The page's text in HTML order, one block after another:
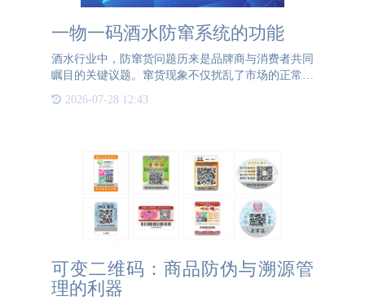
一物一码酒水防窜系统的功能
酒水行业中，防窜货问题历来是品牌商与消费者共同
瞩目的关键议题。窜货现象不仅扰乱了市场的正常秩
而削弱消费体验和对品牌的信赖。为应对这一难题，
2026-07-28 12:43
可变二维码：商品防伪与溯源管
理的利器